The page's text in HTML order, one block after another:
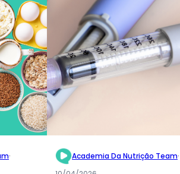
·
Academia Da Nutrição Team·